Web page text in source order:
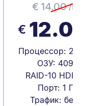
€ 14.00 /
€
Процессор:
ОЗУ: 4096
RAID-10 HDD:
Порт: 1
Трафик: